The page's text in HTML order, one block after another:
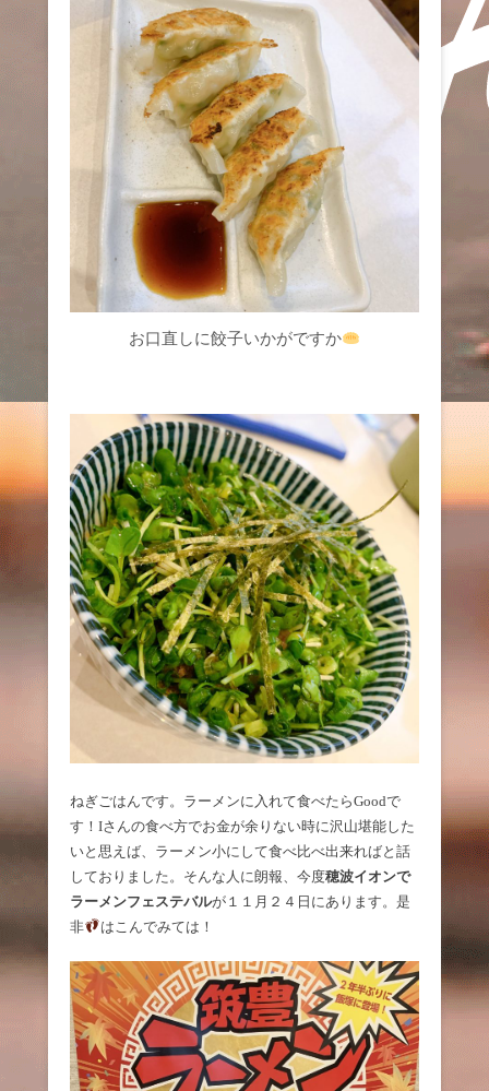
お口直しに餃子いかがですか
ねぎごはんです。ラーメンに入れて食べたらGoodで
す！Iさんの食べ方でお金が余りない時に沢山堪能した
いと思えば、ラーメン小にして食べ比べ出来ればと話
しておりました。そんな人に朗報、今度穂波イオンで
ラーメンフェステバルが１１月２４日にあります。是
非
はこんでみては！